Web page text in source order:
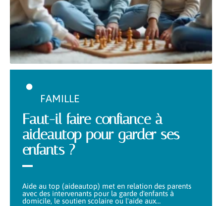
FAMILLE
Faut-il faire confiance à
aideautop pour garder ses
enfants ?
Aide au top (aideautop) met en relation des parents
avec des intervenants pour la garde d'enfants à
domicile, le soutien scolaire ou l'aide aux…